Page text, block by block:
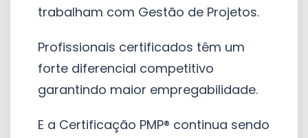
trabalham com Gestão de Projetos.
Profissionais certificados têm um
forte diferencial competitivo
garantindo maior empregabilidade.
E a Certificação PMP® continua sendo